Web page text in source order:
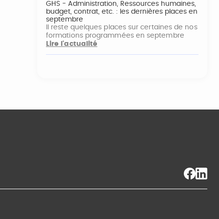
GHS - Administration, Ressources humaines,
budget, contrat, etc. : les dernières places en
septembre
Il reste quelques places sur certaines de nos
formations programmées en septembre
Lire l'actualité